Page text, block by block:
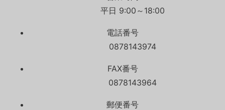
平日 9:00～18:00
電話番号
0878143974
FAX番号
0878143964
郵便番号